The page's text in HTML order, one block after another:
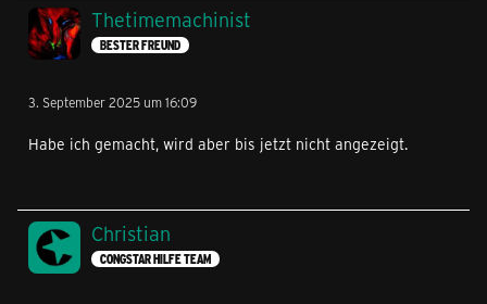
Thetimemachinist
BESTER FREUND
3. September 2025 um 16:09
Habe ich gemacht, wird aber bis jetzt nicht angezeigt.
Christian
CONGSTAR HILFE TEAM